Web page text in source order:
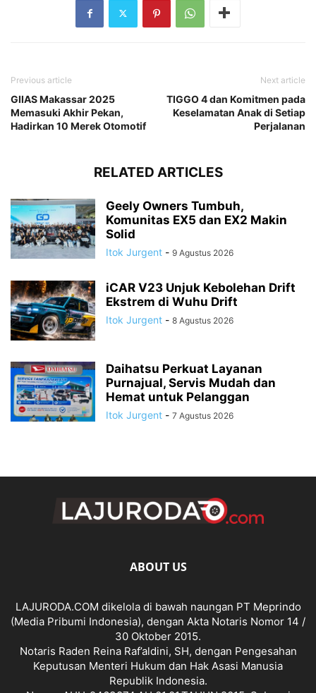
Previous article
GIIAS Makassar 2025
Memasuki Akhir Pekan,
Hadirkan 10 Merek Otomotif
Next article
TIGGO 4 dan Komitmen pada
Keselamatan Anak di Setiap
Perjalanan
RELATED ARTICLES
Geely Owners Tumbuh,
Komunitas EX5 dan EX2 Makin
Solid
Itok Jurgent - 9 Agustus 2026
iCAR V23 Unjuk Kebolehan Drift
Ekstrem di Wuhu Drift
Itok Jurgent - 8 Agustus 2026
Daihatsu Perkuat Layanan
Purnajual, Servis Mudah dan
Hemat untuk Pelanggan
Itok Jurgent - 7 Agustus 2026
ABOUT US
LAJURODA.COM dikelola di bawah naungan PT Meprindo
(Media Pribumi Indonesia), dengan Akta Notaris Nomor 14 /
30 Oktober 2015.
Notaris Raden Reina Raf’aldini, SH, dengan Pengesahan
Keputusan Menteri Hukum dan Hak Asasi Manusia
Republik Indonesia.